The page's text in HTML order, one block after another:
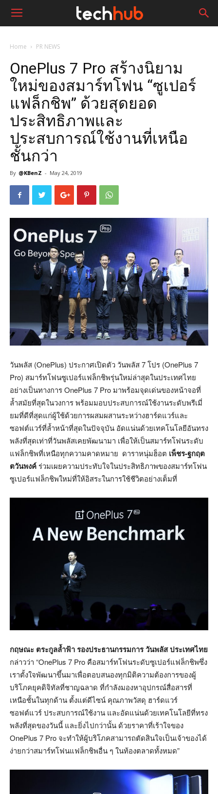
Home PR NEWS
OnePlus 7 Pro สร้างนิยาม
ใหม่ของสมาร์ทโฟน “ซูเปอร์
แฟล็กชิพ” ด้วยสุดยอด
ประสิทธิภาพและ
ประสบการณ์ใช้งานที่เหนือ
ชั้นกว่า
By @KBenZ - May 24, 2019
วันพลัส (OnePlus) ประกาศเปิดตัว วันพลัส 7 โปร (OnePlus 7
Pro) สมาร์ทโฟนซูเปอร์แฟล็กชิพรุ่นใหม่ล่าสุดในประเทศไทย
อย่างเป็นทางการ OnePlus 7 Pro มาพร้อมจุดเด่นของหน้าจอที่
ล้ำสมัยที่สุดในวงการ พร้อมมอบประสบการณ์ใช้งานระดับพรีเมี่
ยมที่ดีที่สุดแก่ผู้ใช้ด้วยการผสมผสานระหว่างฮาร์ดแวร์และ
ซอฟต์แวร์ที่ล้ำหน้าที่สุดในปัจจุบัน อัดแน่นด้วยเทคโนโลยีอันทรง
พลังที่สุดเท่าที่วันพลัสเคยพัฒนามา เพื่อให้เป็นสมาร์ทโฟนระดับ
แฟล็กชิพที่เหนือทุกความคาดหมาย ดาราหนุ่มฮ็อต เพ็ชร-ฐกฤต
ตวันพงค์ ร่วมเผยความประทับใจในประสิทธิภาพของสมาร์ทโฟน
ซูเปอร์แฟล็กชิพใหม่ที่ให้อิสระในการใช้ชีวิตอย่างเต็มที่
กฤษณะ ตระกูลล้ำฟ้า รองประธานกรรมการ วันพลัส ประเทศไทย
กล่าวว่า “OnePlus 7 Pro คือสมาร์ทโฟนระดับซูเปอร์แฟล็กชิพซึ่ง
เราตั้งใจพัฒนาขึ้นมาเพื่อตอบสนองทุกมิติความต้องการของผู้
บริโภคยุคดิจิทัลที่ชาญฉลาด ที่กำลังมองหาอุปกรณ์สื่อสารที่
เหนือชั้นในทุกด้าน ตั้งแต่ดีไซน์ คุณภาพวัสดุ ฮาร์ดแวร์
ซอฟต์แวร์ ประสบการณ์ใช้งาน และอัดแน่นด้วยเทคโนโลยีที่ทรง
พลังที่สุดของวันนี้ และยิ่งไปกว่านั้น ด้วยราคาที่เร้าใจของ
OnePlus 7 Pro จะทำให้ผู้บริโภคสามารถตัดสินใจเป็นเจ้าของได้
ง่ายกว่าสมาร์ทโฟนแฟล็กชิพอื่น ๆ ในท้องตลาดทั้งหมด”